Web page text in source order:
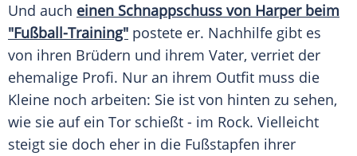
Und auch einen Schnappschuss von Harper beim
"Fußball-Training" postete er. Nachhilfe gibt es
von ihren Brüdern und ihrem Vater, verriet der
ehemalige Profi. Nur an ihrem Outfit muss die
Kleine noch arbeiten: Sie ist von hinten zu sehen,
wie sie auf ein Tor schießt - im Rock. Vielleicht
steigt sie doch eher in die Fußstapfen ihrer